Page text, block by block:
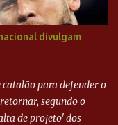
divulgam
catalão para defender o
segundo o
de projeto' dos